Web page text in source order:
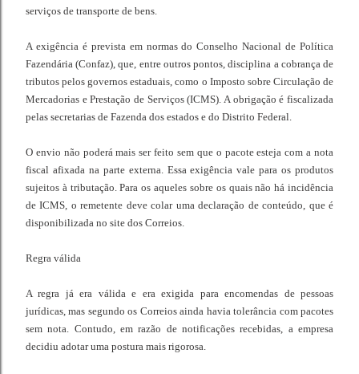
serviços de transporte de bens.
A exigência é prevista em normas do Conselho Nacional de Política
Fazendária (Confaz), que, entre outros pontos, disciplina a cobrança de
tributos pelos governos estaduais, como o Imposto sobre Circulação de
Mercadorias e Prestação de Serviços (ICMS). A obrigação é fiscalizada
pelas secretarias de Fazenda dos estados e do Distrito Federal.
O envio não poderá mais ser feito sem que o pacote esteja com a nota
fiscal afixada na parte externa. Essa exigência vale para os produtos
sujeitos à tributação. Para os aqueles sobre os quais não há incidência
de ICMS, o remetente deve colar uma declaração de conteúdo, que é
disponibilizada no site dos Correios.
Regra válida
A regra já era válida e era exigida para encomendas de pessoas
jurídicas, mas segundo os Correios ainda havia tolerância com pacotes
sem nota. Contudo, em razão de notificações recebidas, a empresa
decidiu adotar uma postura mais rigorosa.